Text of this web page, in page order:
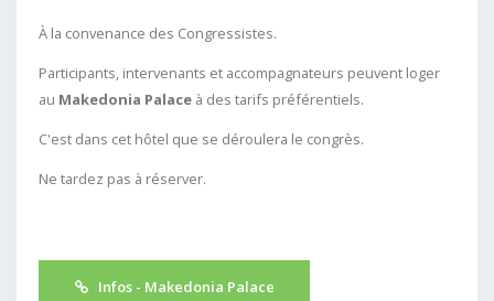
À la convenance des Congressistes.
Participants, intervenants et accompagnateurs peuvent loger
au Makedonia Palace à des tarifs préférentiels.
C'est dans cet hôtel que se déroulera le congrès.
Ne tardez pas à réserver.
Infos - Makedonia Palace